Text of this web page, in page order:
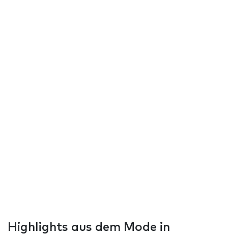
Highlights aus dem Mode in